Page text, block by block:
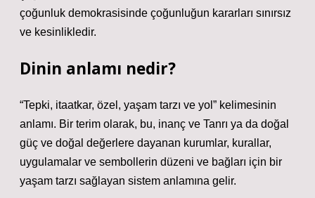
çoğunluk demokrasisinde çoğunluğun kararları sınırsız
ve kesinlikledir.
Dinin anlamı nedir?
“Tepki, itaatkar, özel, yaşam tarzı ve yol” kelimesinin
anlamı. Bir terim olarak, bu, inanç ve Tanrı ya da doğal
güç ve doğal değerlere dayanan kurumlar, kurallar,
uygulamalar ve sembollerin düzeni ve bağları için bir
yaşam tarzı sağlayan sistem anlamına gelir.